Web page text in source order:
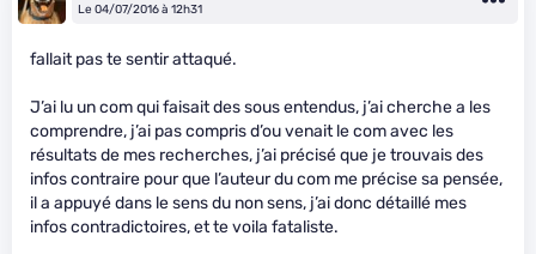
Le 04/07/2016 à 12h31
fallait pas te sentir attaqué.
J’ai lu un com qui faisait des sous entendus, j’ai cherche a les
comprendre, j’ai pas compris d’ou venait le com avec les
résultats de mes recherches, j’ai précisé que je trouvais des
infos contraire pour que l’auteur du com me précise sa pensée,
il a appuyé dans le sens du non sens, j’ai donc détaillé mes
infos contradictoires, et te voila fataliste.